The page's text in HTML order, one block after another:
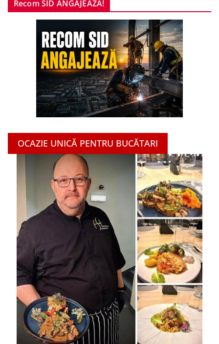
Recom SID ANGAJEAZĂ!
OCAZIE UNICĂ PENTRU BUCĂTARI